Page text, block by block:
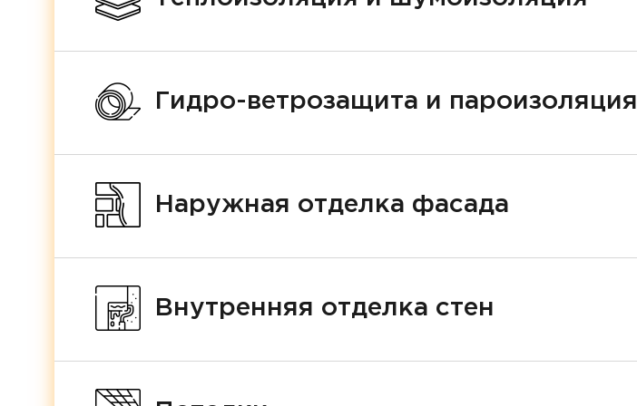
Гидро-ветрозащита и пароизоляция
Наружная отделка фасада
Внутренняя отделка стен